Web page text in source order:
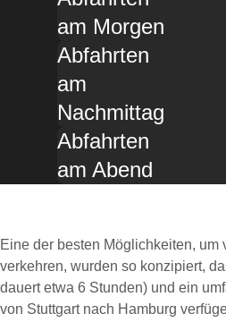
am Morgen
Abfahrten
am
Nachmittag
Abfahrten
am Abend
Eine der besten Möglichkeiten,
verkehren, wurden so konzipiert,
dauert etwa 6 Stunden) und ein
von Stuttgart nach Hamburg